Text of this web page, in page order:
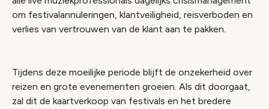
om festivalannuleringen, klantveiligheid, reisverboden en
verlies van vertrouwen van de klant aan te pakken.
Tijdens deze moeilijke periode blijft de onzekerheid over
reizen en grote evenementen groeien. Als dit doorgaat,
zal dit de kaartverkoop van festivals en het bredere